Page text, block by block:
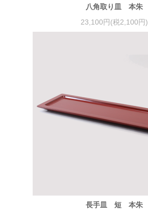
八角取り皿 本朱
23,100円(税2,100円)
長手皿 短 本朱